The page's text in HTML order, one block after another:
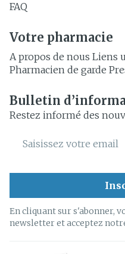
FAQ
Votre pharmacie
A propos de nous Liens
Pharmacien de garde
Bulletin
Restez informé des
Adresse mail
En cliquant sur s'abonner,
newsletter et acceptez